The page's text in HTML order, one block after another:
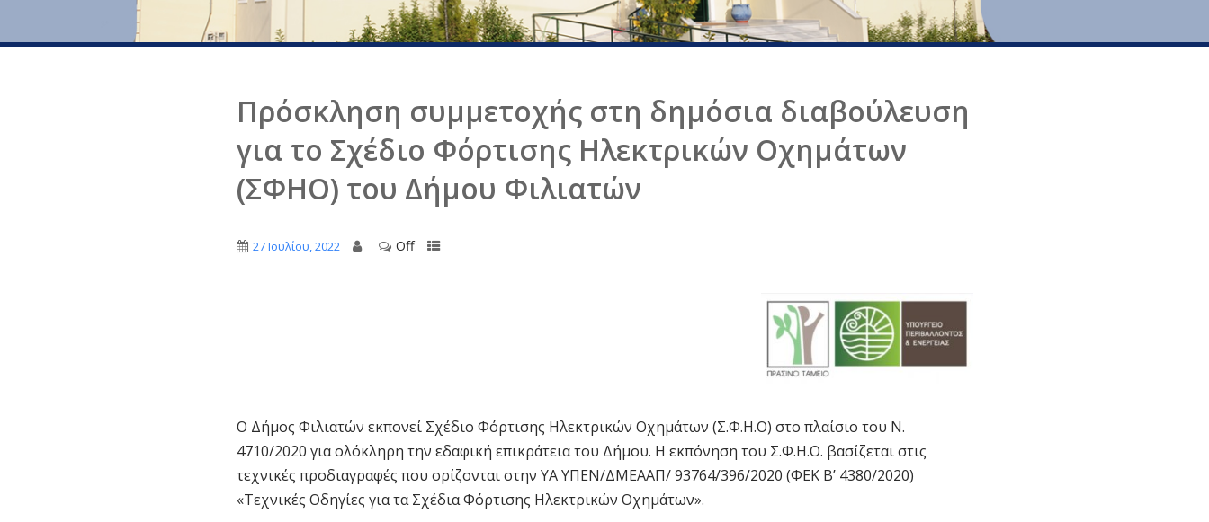
Πρόσκληση συμμετοχής στη δημόσια διαβούλευση
για το Σχέδιο Φόρτισης Ηλεκτρικών Οχημάτων
(ΣΦΗΟ) του Δήμου Φιλιατών
27 Ιουλίου, 2022 Off
Ο Δήμος Φιλιατών εκπονεί Σχέδιο Φόρτισης Ηλεκτρικών Οχημάτων (Σ.Φ.Η.Ο) στο πλαίσιο του Ν.
4710/2020 για ολόκληρη την εδαφική επικράτεια του Δήμου. Η εκπόνηση του Σ.Φ.Η.Ο. βασίζεται στις
τεχνικές προδιαγραφές που ορίζονται στην ΥΑ ΥΠΕΝ/ΔΜΕΑΑΠ/ 93764/396/2020 (ΦΕΚ Β’ 4380/2020)
«Τεχνικές Οδηγίες για τα Σχέδια Φόρτισης Ηλεκτρικών Οχημάτων».